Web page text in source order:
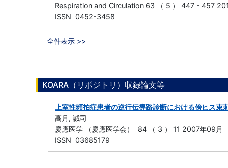
Respiration and Circulation 63 （ 5 ） 447 - 457
ISSN 0452-3458
全件表示 >>
KOARA（リポジトリ）収録論文等
上室性頻拍症患者の逆行伝導路診断における傍ヒス束
高月, 誠司
慶應医学 （慶應医学会） 84 （ 3 ） 11 2007年09月
ISSN 03685179